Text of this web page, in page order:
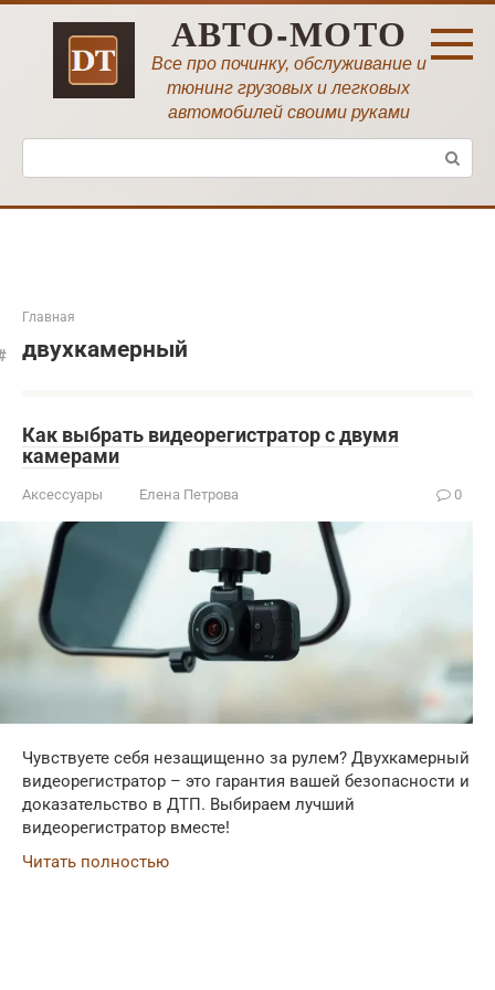
Перейти
АВТО-МОТО
Все про починку, обслуживание и
тюнинг грузовых и легковых
автомобилей своими руками
Поиск:
Главная
двухкамерный
Как выбрать видеорегистратор с двумя
камерами
Аксессуары Елена Петрова 0
Чувствуете себя незащищенно за рулем? Двухкамерный
видеорегистратор – это гарантия вашей безопасности и
доказательство в ДТП. Выбираем лучший
видеорегистратор вместе!
Читать полностью